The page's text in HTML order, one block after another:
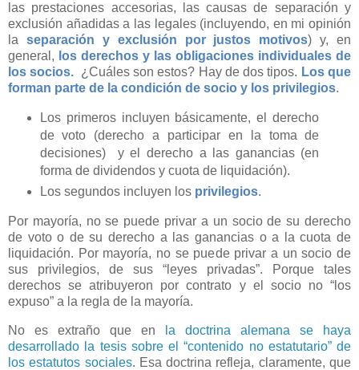
las prestaciones accesorias, las causas de separación y
exclusión añadidas a las legales (incluyendo, en mi opinión
la separación y exclusión por justos motivos) y, en
general, los derechos y las obligaciones individuales de
los socios. ¿Cuáles son estos? Hay de dos tipos. Los que
forman parte de la condición de socio y los privilegios.
Los primeros incluyen básicamente, el derecho
de voto (derecho a participar en la toma de
decisiones) y el derecho a las ganancias (en
forma de dividendos y cuota de liquidación).
Los segundos incluyen los privilegios.
Por mayoría, no se puede privar a un socio de su derecho
de voto o de su derecho a las ganancias o a la cuota de
liquidación. Por mayoría, no se puede privar a un socio de
sus privilegios, de sus “leyes privadas”. Porque tales
derechos se atribuyeron por contrato y el socio no “los
expuso” a la regla de la mayoría.
No es extraño que en
la doctrina alemana se haya
desarrollado la tesis sobre el “contenido no estatutario” de
los estatutos sociales. Esa doctrina refleja, claramente, que